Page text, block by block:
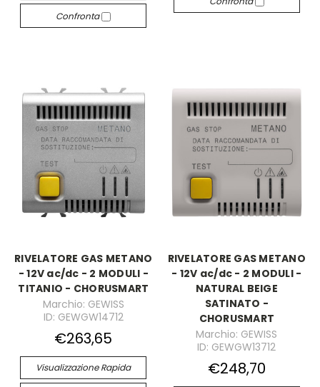
Confronta
RIVELATORE GAS METANO
- 12V ac/dc - 2 MODULI -
TITANIO - CHORUSMART
Marchio: GEWISS
ID: GEWGW14712
€263,65
Visualizzazione Rapida
RIVELATORE GAS METANO
- 12V ac/dc - 2 MODULI -
NATURAL BEIGE
SATINATO -
CHORUSMART
Marchio: GEWISS
ID: GEWGW13712
€248,70